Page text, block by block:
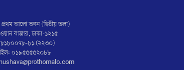
প্রথম আলো ভবন (দ্বিতীয় তলা)
বাজার, ঢাকা-১২১৫
(২২৩০)
০১৯৫৫৫৫২০৮৮